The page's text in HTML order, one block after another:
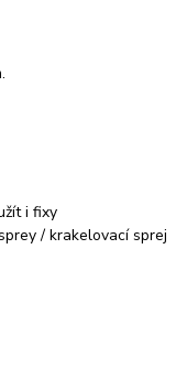
i fixy
/ krakelovací sprej